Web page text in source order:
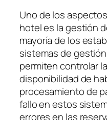
Uno de los
hotel es la gestión
mayoría de los
sistemas de
permiten controlar
disponibilidad de
procesamiento de
fallo en estos
errores en las